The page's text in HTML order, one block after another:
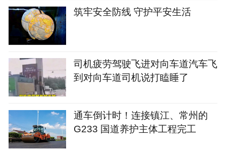
筑牢安全防线 守护平安生活
司机疲劳驾驶飞进对向车道汽车飞
到对向车道司机说打瞌睡了
通车倒计时！连接镇江、常州的
G233 国道养护主体工程完工